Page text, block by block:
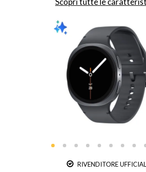
RIVENDITORE